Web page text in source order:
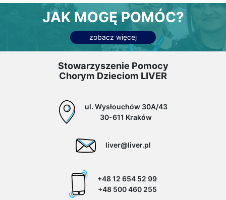
JAK MOGĘ POMÓC?
zobacz więcej
Stowarzyszenie Pomocy
Chorym Dzieciom LIVER
ul. Wysłouchów 30A/43
30-611 Kraków
liver@liver.pl
+48 12 654 52 99
+48 500 460 255